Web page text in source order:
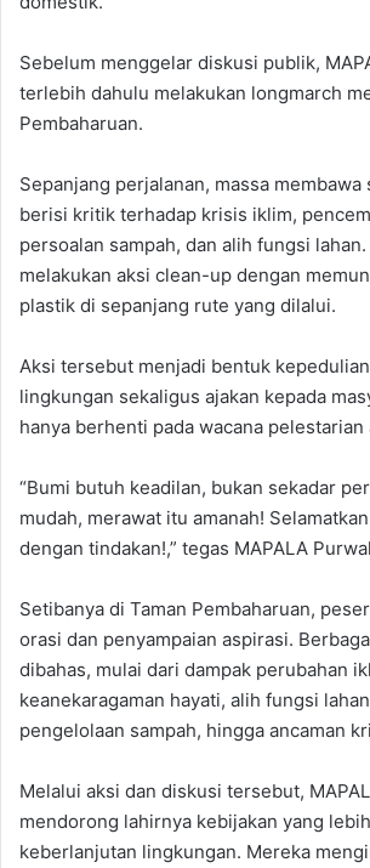
Sebelum menggelar diskusi publik,
terlebih dahulu melakukan longmarch
Pembaharuan.
Sepanjang perjalanan, massa
berisi kritik terhadap krisis iklim,
persoalan sampah, dan alih fungsi
melakukan aksi clean-up dengan
plastik di sepanjang rute yang dilalui.
Aksi tersebut menjadi bentuk
lingkungan sekaligus ajakan kepada
hanya berhenti pada wacana pelestarian
“Bumi butuh keadilan, bukan sekadar
mudah, merawat itu amanah!
dengan tindakan!,” tegas MAPALA
Setibanya di Taman Pembaharuan,
orasi dan penyampaian aspirasi.
dibahas, mulai dari dampak perubahan
keanekaragaman hayati, alih fungsi
pengelolaan sampah, hingga ancaman
Melalui aksi dan diskusi tersebut,
mendorong lahirnya kebijakan yang
keberlanjutan lingkungan. Mereka